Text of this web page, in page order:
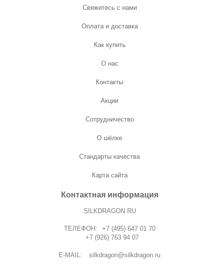
Свяжитесь с нами
Оплата и доставка
Как купить
О нас
Контакты
Акции
Сотрудничество
О шёлке
Стандарты качества
Карта сайта
Контактная информация
SILKDRAGON.RU
ТЕЛЕФОН:
+7 (495) 647 01 70
+7 (926) 763 94 07
E-MAIL: silkdragon@silkdragon.ru